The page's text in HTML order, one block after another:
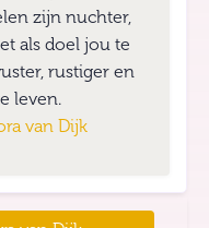
zijn nuchter,
als doel jou te
rustiger en
leven.
van Dijk